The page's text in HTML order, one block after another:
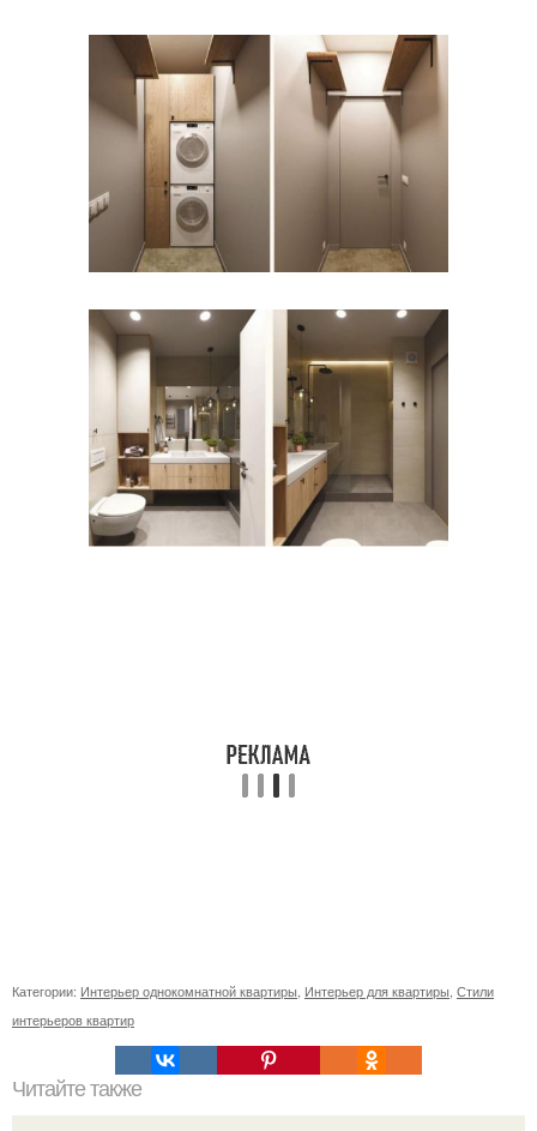
Категории: Интерьер однокомнатной квартиры Интерьер для квартиры Стили
интерьеров квартир
Читайте также